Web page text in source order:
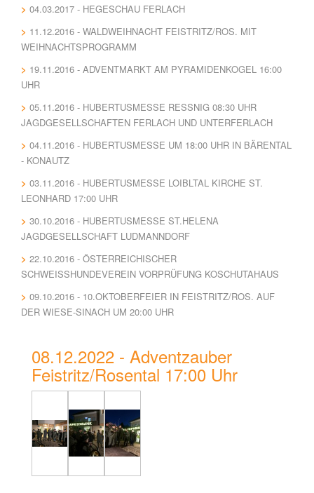
04.03.2017 - HEGESCHAU FERLACH
11.12.2016 - WALDWEIHNACHT FEISTRITZ/ROS. MIT
WEIHNACHTSPROGRAMM
19.11.2016 - ADVENTMARKT AM PYRAMIDENKOGEL 16:00
UHR
05.11.2016 - HUBERTUSMESSE RESSNIG 08:30 UHR J
AGDGESELLSCHAFTEN FERLACH UND UNTERFERLACH
04.11.2016 - HUBERTUSMESSE UM 18:00 UHR IN BÄRENTAL
- KONAUTZ
03.11.2016 - HUBERTUSMESSE LOIBLTAL KIRCHE ST.
LEONHARD 17:00 UHR
30.10.2016 - HUBERTUSMESSE ST.HELENA
JAGDGESELLSCHAFT LUDMANNDORF
22.10.2016 - ÖSTERREICHISCHER
SCHWEISSHUNDEVEREIN VORPRÜFUNG KOSCHUTAHAUS
09.10.2016 - 10.OKTOBERFEIER IN FEISTRITZ/ROS. AUF
DER WIESE-SINACH UM 20:00 UHR
08.12.2022 - Adventzauber
Feistritz/Rosental 17:00 Uhr